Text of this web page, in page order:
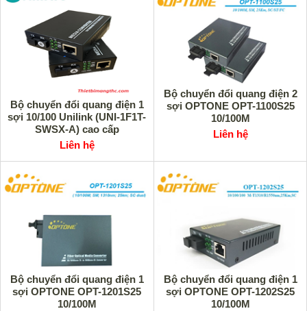
Bộ chuyển đổi quang điện 1
sợi 10/100 Unilink (UNI-1F1T-
SWSX-A) cao cấp
Liên hệ
Bộ chuyển đổi quang điện 2
sợi OPTONE OPT-1100S25
10/100M
Liên hệ
Bộ chuyển đổi quang điện 1
sợi OPTONE OPT-1201S25
10/100M
Bộ chuyển đổi quang điện 1
sợi OPTONE OPT-1202S25
10/100M